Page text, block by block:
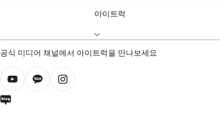
아이트럭
공식 미디어 채널에서 아이트럭을 만나보세요